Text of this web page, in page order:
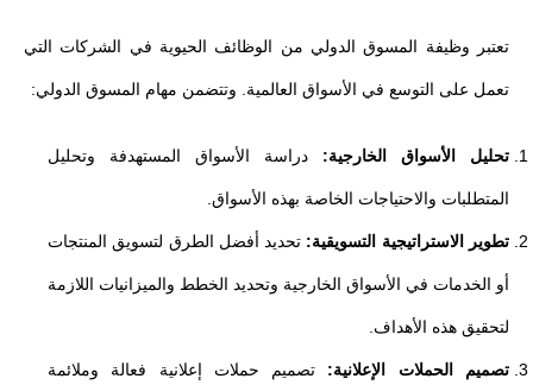
تعتبر وظيفة المسوق الدولي من الوظائف الحيوية في الشركات التي
تعمل على التوسع في الأسواق العالمية. وتتضمن مهام المسوق الدولي:
تحليل الأسواق الخارجية: دراسة الأسواق المستهدفة وتحليل
المتطلبات والاحتياجات الخاصة بهذه الأسواق.
تطوير الاستراتيجية التسويقية: تحديد أفضل الطرق لتسويق المنتجات
أو الخدمات في الأسواق الخارجية وتحديد الخطط والميزانيات اللازمة
لتحقيق هذه الأهداف.
تصميم الحملات الإعلانية: تصميم حملات إعلانية فعالة وملائمة